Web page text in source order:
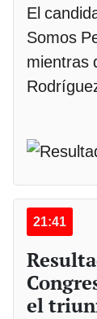
El
Somos
mientras
21:41
el